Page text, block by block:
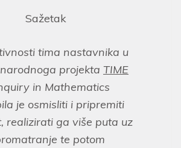
Sažetak
tima nastavnika u
projekta TIME
in Mathematics
je osmisliti i pripremiti
realizirati ga više puta uz
te potom